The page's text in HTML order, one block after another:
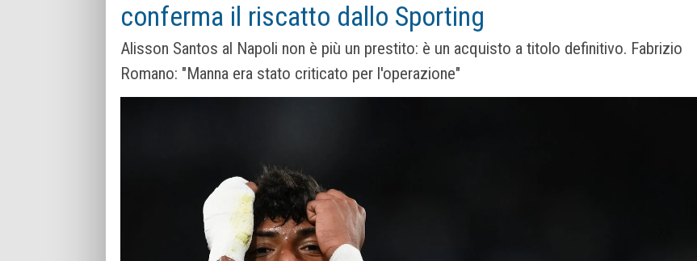
conferma il riscatto dallo Sporting
Alisson Santos al Napoli non è più un prestito: è un acquisto a titolo definitivo. Fabrizio
Romano: "Manna era stato criticato per l'operazione"